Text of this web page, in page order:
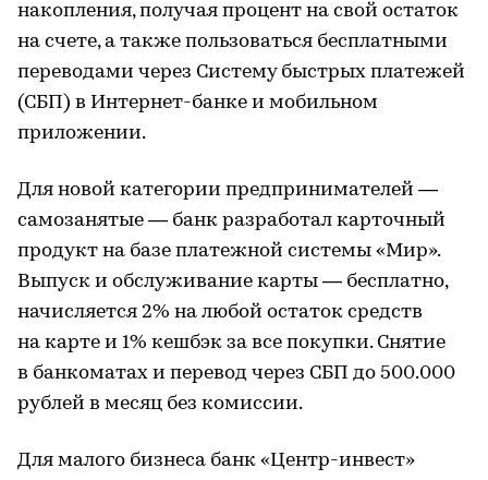
накопления, получая процент на свой остаток
на счете, а также пользоваться бесплатными
переводами через Систему быстрых платежей
(СБП) в Интернет-банке и мобильном
приложении.
Для новой категории предпринимателей —
самозанятые — банк разработал карточный
продукт на базе платежной системы «Мир».
Выпуск и обслуживание карты — бесплатно,
начисляется 2% на любой остаток средств
на карте и 1% кешбэк за все покупки. Снятие
в банкоматах и перевод через СБП до 500.000
рублей в месяц без комиссии.
Для малого бизнеса банк «Центр-инвест»